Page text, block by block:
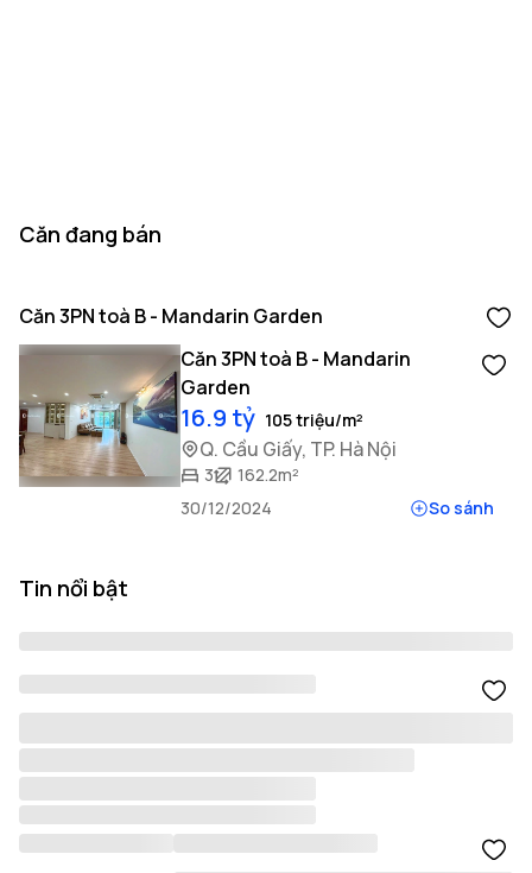
Căn đang bán
Căn 3PN toà B - Mandarin Garden
Căn 3PN toà B - Mandarin
Garden
16.9 tỷ 105 triệu/m²
Q. Cầu Giấy, TP. Hà Nội
3
162.2m²
30/12/2024
So sánh
Tin nổi bật